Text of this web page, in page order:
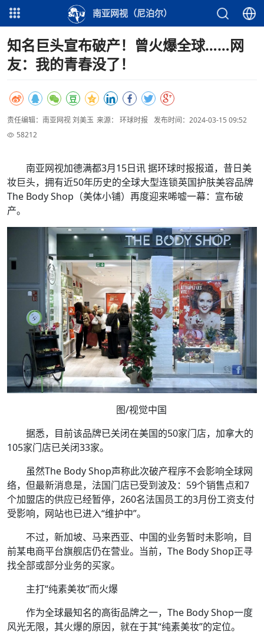
南亚网视（尼泊尔）
知名巨头宣布破产！曾火爆全球……网
友：我的青春没了！
责任编辑：南亚网视 刘美玉 来源： 环球时报
发布时间：2024-03-15 09:52
58212
南亚网视加德满都3月15日讯 据环球时报报道，昔日美
妆巨头，拥有近50年历史的全球大型连锁英国护肤美容品牌
The Body Shop（美体小铺）再度迎来唏嘘一幕：宣布破
产。
图/视觉中国
据悉，目前该品牌已关闭在美国的50家门店，加拿大的
105家门店已关闭33家。
虽然The Body Shop声称此次破产程序不会影响全球网
络，但最新消息是，法国门店已受到波及：59个销售点和7
个加盟店的供应已经暂停，260名法国员工的3月份工资支付
受影响，网站也已进入“维护中”。
不过，新加坡、马来西亚、中国的业务暂时未影响，目
前某电商平台旗舰店仍在营业。当前，The Body Shop正寻
找全部或部分业务的买家。
主打“纯素美妆”而火爆
作为全球最知名的高街品牌之一，The Body Shop一度
风光无限，其火爆的原因，就在于其“纯素美妆”的定位。